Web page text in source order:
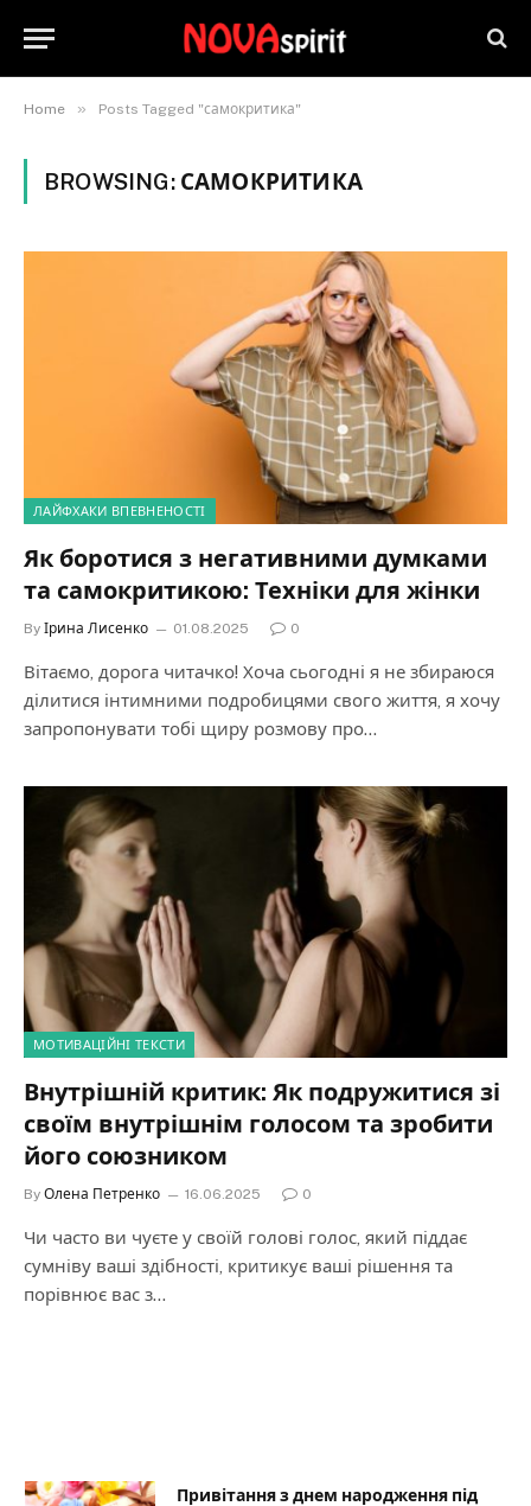
Home » Posts Tagged "самокритика"
BROWSING: САМОКРИТИКА
ЛАЙФХАКИ ВПЕВНЕНОСТІ
Як боротися з негативними думками
та самокритикою: Техніки для жінки
By Ірина Лисенко 01.08.2025 0
Вітаємо, дорога читачко! Хоча сьогодні я не збираюся
ділитися інтимними подробицями свого життя, я хочу
запропонувати тобі щиру розмову про…
МОТИВАЦІЙНІ ТЕКСТИ
Внутрішній критик: Як подружитися зі
своїм внутрішнім голосом та зробити
його союзником
By Олена Петренко 16.06.2025 0
Чи часто ви чуєте у своїй голові голос, який піддає
сумніву ваші здібності, критикує ваші рішення та
порівнює вас з…
Привітання з днем народження під